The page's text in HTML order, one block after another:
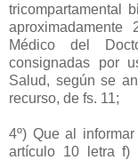
tricompartamental
Médico del
consignadas por
Salud, según se
recurso, de fs. 11;
4º) Que al
artículo 10 letra f)